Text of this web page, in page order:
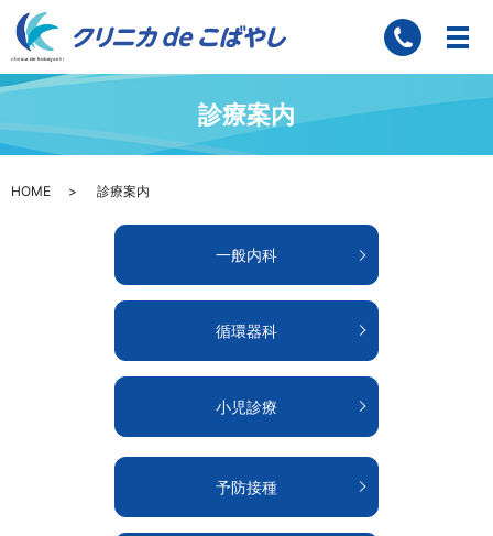
診療案内
HOME 診療案内
一般内科
循環器科
小児診療
予防接種